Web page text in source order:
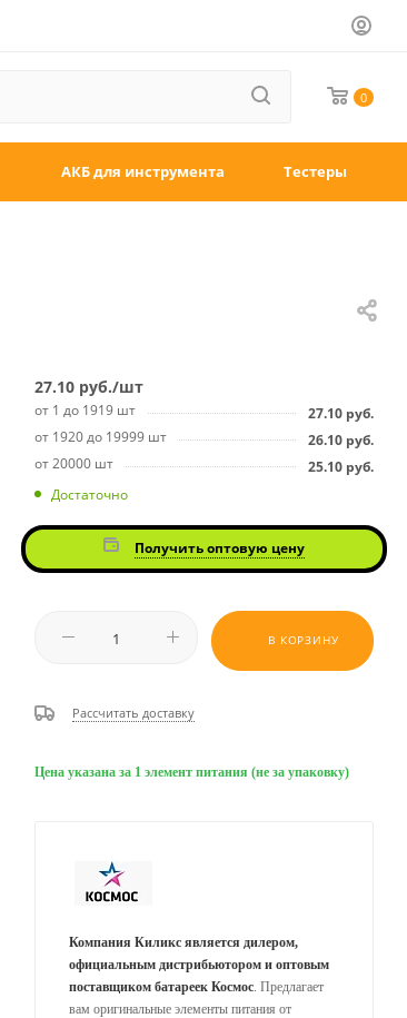
0
АКБ для инструмента Тестеры
27.10 руб./шт
от 1 до 1919 шт 27.10 руб.
от 1920 до 19999 шт
26.10 руб.
от 20000 шт
25.10 руб.
Достаточно
Получить оптовую цену
В КОРЗИНУ
Рассчитать доставку
Цена указана за 1 элемент питания (не за упаковку)
Компания Киликс является дилером,
официальным дистрибьютором и оптовым
поставщиком батареек Космос . Предлагает
вам оригинальные элементы питания от